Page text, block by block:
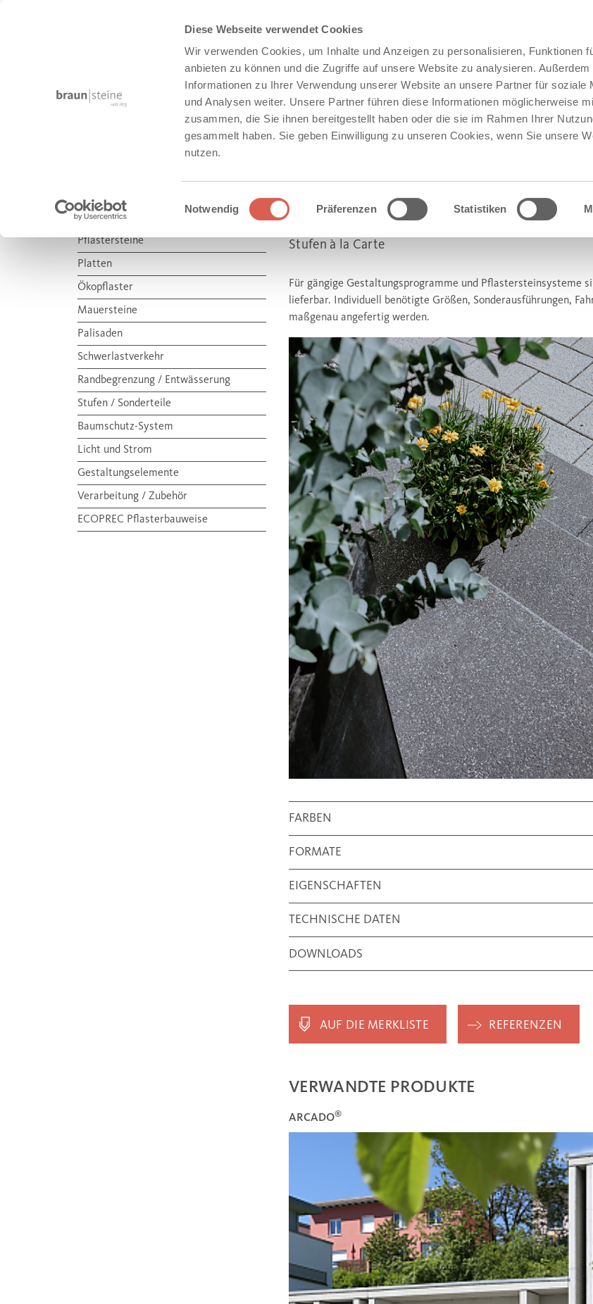
Diese Webseite verwendet Cookies
Wir verwenden Cookies, um Inhalte und Anzeigen zu personalisieren, Funktionen
anbieten zu können und die Zugriffe auf unsere Website zu analysieren. Außerdem
Informationen zu Ihrer Verwendung unserer Website an unsere Partner für soziale
und Analysen weiter. Unsere Partner führen diese Informationen möglicherweise
zusammen, die Sie ihnen bereitgestellt haben oder die sie im Rahmen Ihrer
gesammelt haben. Sie geben Einwilligung zu unseren Cookies, wenn Sie unsere
nutzen.
Einwilligungsauswahl
Notwendig Präferenzen Statistiken
STADT + OBJEKTBAU
STADT + OBJEKTBAU
Pflastersteine
Platten
Ökopflaster
Mauersteine
Palisaden
Schwerlastverkehr
Randbegrenzung / Entwässerung
Stufen / Sonderteile
Baumschutz-System
Licht und Strom
Gestaltungselemente
Verarbeitung / Zubehör
ECOPREC Pflasterbauweise
ARCADO® STUFEN
Stufen à la Carte
Für gängige Gestaltungsprogramme und Pflastersteinsysteme
lieferbar. Individuell benötigte Größen, Sonderausführungen,
maßgenau angefertig werden.
FARBEN
FORMATE
EIGENSCHAFTEN
TECHNISCHE DATEN
DOWNLOADS
AUF DIE MERKLISTE REFERENZEN
VERWANDTE PRODUKTE
ARCADO®